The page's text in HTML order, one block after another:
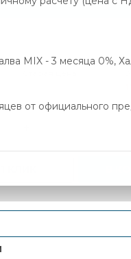
MIX - 3 месяца 0%,
от официального